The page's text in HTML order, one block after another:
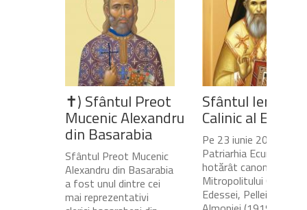
✝) Sfântul Preot
Mucenic Alexandru
din Basarabia
Sfântul Preot Mucenic
Alexandru din Basarabia
a fost unul dintre cei
mai reprezentativi
Sfântul Ierarh
Calinic al
Pe 23 iunie 2020,
Patriarhia Ecumenică a
hotărât canonizarea
Mitropolitului Calinic al
Edessei, Pellei și